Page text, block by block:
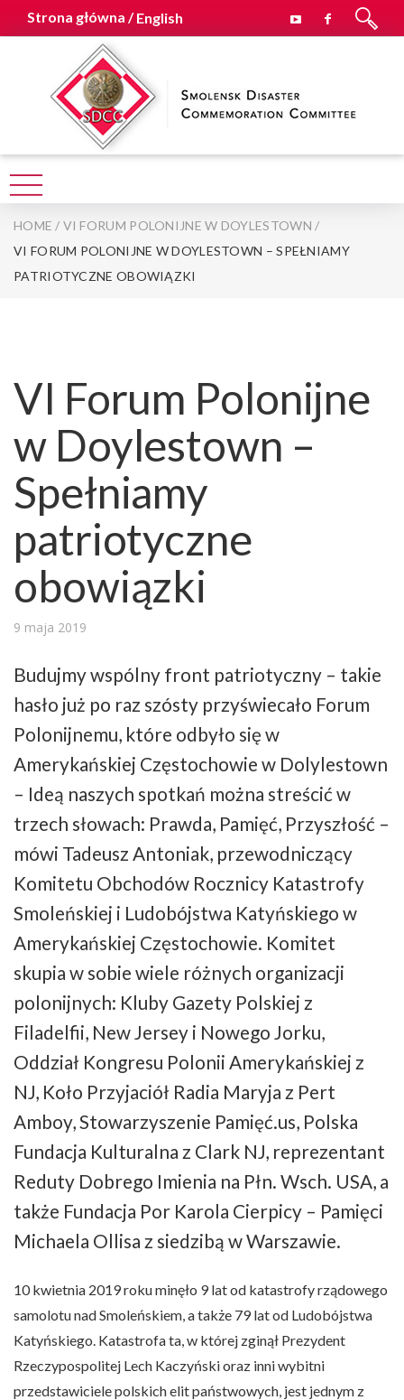
Strona główna /English
HOME / VI FORUM POLONIJNE W DOYLESTOWN /
VI FORUM POLONIJNE W DOYLESTOWN – SPEŁNIAMY
PATRIOTYCZNE OBOWIĄZKI
VI Forum Polonijne
w Doylestown –
Spełniamy
patriotyczne
obowiązki
9 maja 2019
Budujmy wspólny front patriotyczny – takie
hasło już po raz szósty przyświecało Forum
Polonijnemu, które odbyło się w
Amerykańskiej Częstochowie w Dolylestown
– Ideą naszych spotkań można streścić w
trzech słowach: Prawda, Pamięć, Przyszłość –
mówi Tadeusz Antoniak, przewodniczący
Komitetu Obchodów Rocznicy Katastrofy
Smoleńskiej i Ludobójstwa Katyńskiego w
Amerykańskiej Częstochowie. Komitet
skupia w sobie wiele różnych organizacji
polonijnych: Kluby Gazety Polskiej z
Filadelfii, New Jersey i Nowego Jorku,
Oddział Kongresu Polonii Amerykańskiej z
NJ, Koło Przyjaciół Radia Maryja z Pert
Amboy, Stowarzyszenie Pamięć.us, Polska
Fundacja Kulturalna z Clark NJ, reprezentant
Reduty Dobrego Imienia na Płn. Wsch. USA, a
także Fundacja Por Karola Cierpicy – Pamięci
Michaela Ollisa z siedzibą w Warszawie.
10 kwietnia 2019 roku minęło 9 lat od katastrofy rządowego
samolotu nad Smoleńskiem, a także 79 lat od Ludobójstwa
Katyńskiego. Katastrofa ta, w której zginął Prezydent
Rzeczypospolitej Lech Kaczyński oraz inni wybitni
przedstawiciele polskich elit państwowych, jest jednym z